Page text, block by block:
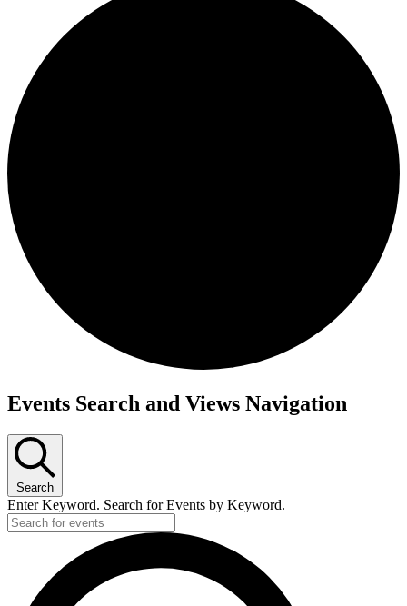
Events Search and Views Navigation
Search
Enter Keyword. Search for Events by Keyword.